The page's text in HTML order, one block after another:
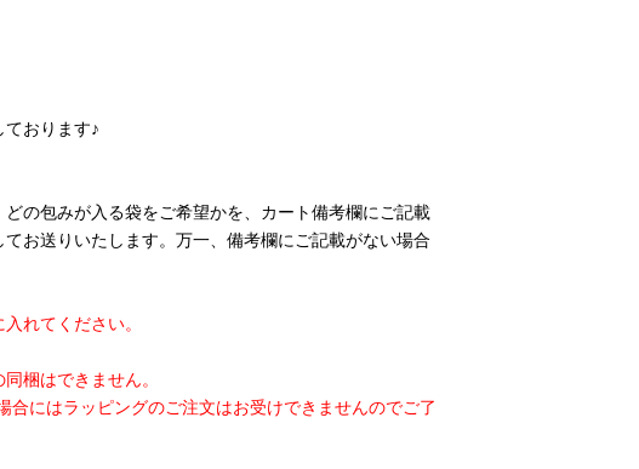
おります♪
の包みが入る袋をご希望かを、カート備考欄にご記載
お送りいたします。万一、備考欄にご記載がない場合
れてください。
梱はできません。
にはラッピングのご注文はお受けできませんのでご了